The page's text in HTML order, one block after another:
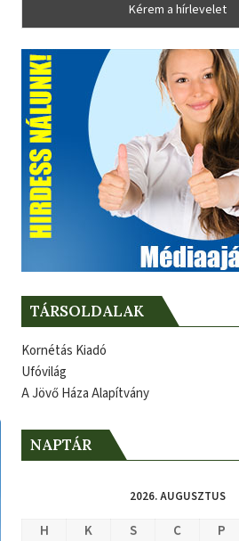
TÁRSOLDALAK
Kornétás Kiadó
Ufóvilág
A Jövő Háza Alapítvány
NAPTÁR
2026. AUGUSZTUS
H K S C P